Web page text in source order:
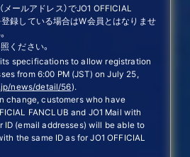
ールアドレス）でJO1 OFFICIAL
登録している場合はW会員とはなりませ
ください。
specifications to allow registration
from 6:00 PM (JST) on July 25,
news/detail/56).
change, customers who have
FANCLUB and JO1 Mail with
ID (email addresses) will be able to
the same ID as for JO1 OFFICIAL